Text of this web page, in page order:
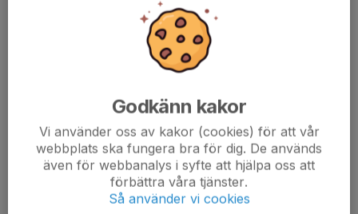
0 kommentarer
Godkänn kakor
Vi använder oss av kakor (cookies) för att vår
webbplats ska fungera bra för dig. De används
även för webbanalys i syfte att hjälpa oss att
förbättra våra tjänster.
Så använder vi cookies